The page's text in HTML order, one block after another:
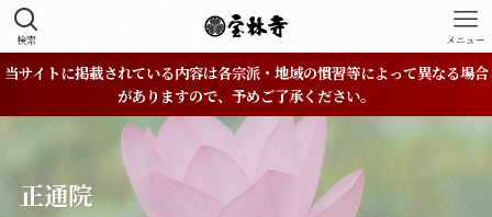
検索 メニュー
当サイトに掲載されている内容は各宗派・地域の慣習等によって異なる場合
がありますので、予めご了承ください。
正通院